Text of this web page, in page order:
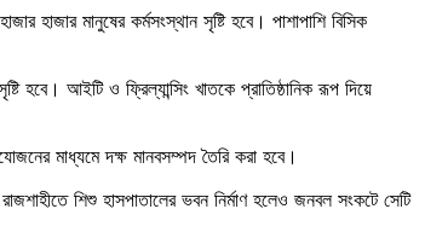
হাজার মানুষের কর্মসংস্থান সৃষ্টি হবে। পাশাপাশি বিসিক
হবে। আইটি ও ফ্রিল্যান্সিং খাতকে প্রাতিষ্ঠানিক রূপ দিয়ে
মাধ্যমে দক্ষ মানবসম্পদ তৈরি করা হবে।
শিশু হাসপাতালের ভবন নির্মাণ হলেও জনবল সংকটে সেটি